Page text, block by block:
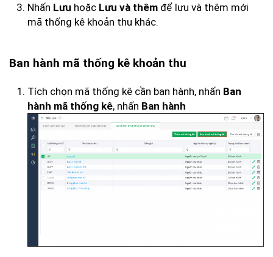
Nhấn Lưu hoặc Lưu và thêm để lưu và thêm mới
mã thống kê khoản thu khác.
Ban hành mã thống kê khoản thu
Tích chọn mã thống kê cần ban hành, nhấn Ban
hành mã thống kê, nhấn Ban hành